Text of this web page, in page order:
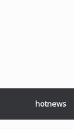
hotnews